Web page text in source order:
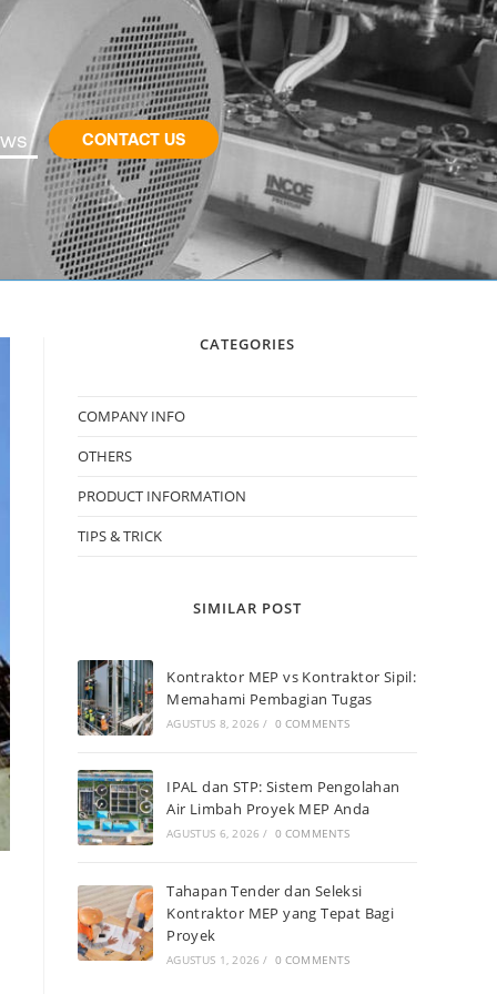
CONTACT US
CATEGORIES
COMPANY INFO
OTHERS
PRODUCT INFORMATION
TIPS & TRICK
SIMILAR POST
Kontraktor MEP vs Kontraktor Sipil:
Memahami Pembagian Tugas
AGUSTUS 8, 2026 / 0 COMMENTS
IPAL dan STP: Sistem Pengolahan
Air Limbah Proyek MEP Anda
AGUSTUS 6, 2026 / 0 COMMENTS
Tahapan Tender dan Seleksi
Kontraktor MEP yang Tepat Bagi
Proyek
AGUSTUS 1, 2026 / 0 COMMENTS